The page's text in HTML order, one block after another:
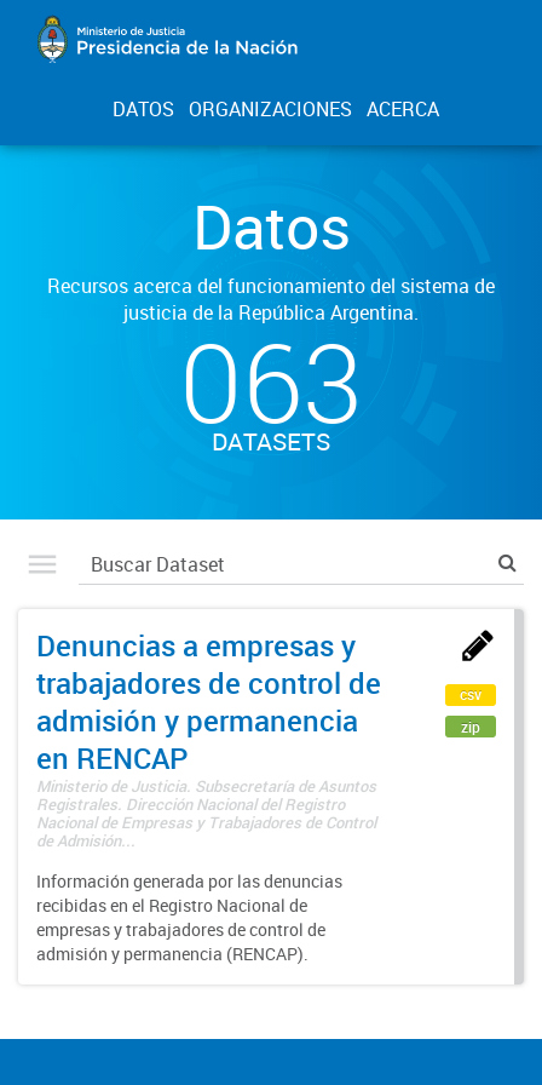
DATOS ORGANIZACIONES ACERCA
Datos
Recursos acerca del funcionamiento del sistema de
justicia de la República Argentina.
063
DATASETS
Denuncias a empresas y
trabajadores de control de
admisión y permanencia
en RENCAP
Ministerio de Justicia. Subsecretaría de Asuntos
Registrales. Dirección Nacional del Registro
Nacional de Empresas y Trabajadores de Control
de Admisión...
Información generada por las denuncias
recibidas en el Registro Nacional de
empresas y trabajadores de control de
admisión y permanencia (RENCAP).
csv
zip